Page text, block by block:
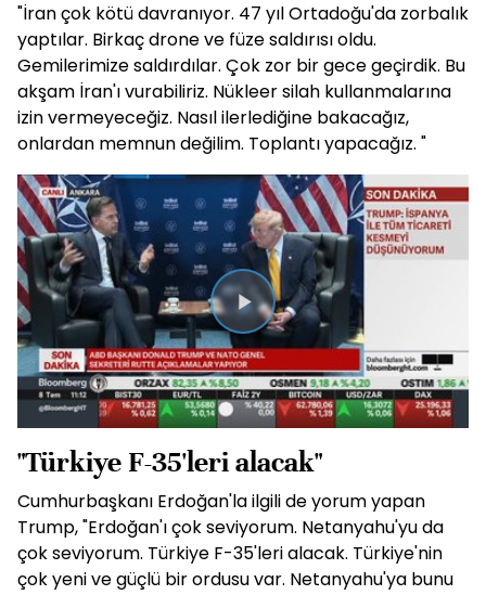
"İran çok kötü davranıyor. 47 yıl Ortadoğu'da zorbalık
yaptılar. Birkaç drone ve füze saldırısı oldu.
Gemilerimize saldırdılar. Çok zor bir gece geçirdik. Bu
akşam İran'ı vurabiliriz. Nükleer silah kullanmalarına
izin vermeyeceğiz. Nasıl ilerlediğine bakacağız,
onlardan memnun değilim. Toplantı yapacağız. "
Videoyu
Oynat
"Türkiye F-35'leri alacak"
Cumhurbaşkanı Erdoğan'la ilgili de yorum yapan
Trump, "Erdoğan'ı çok seviyorum. Netanyahu'yu da
çok seviyorum. Türkiye F-35'leri alacak. Türkiye'nin
çok yeni ve güçlü bir ordusu var. Netanyahu'ya bunu